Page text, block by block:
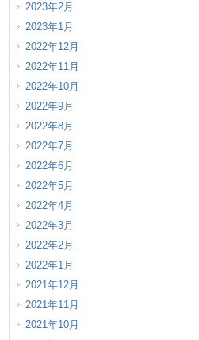
2023年2月
2023年1月
2022年12月
2022年11月
2022年10月
2022年9月
2022年8月
2022年7月
2022年6月
2022年5月
2022年4月
2022年3月
2022年2月
2022年1月
2021年12月
2021年11月
2021年10月